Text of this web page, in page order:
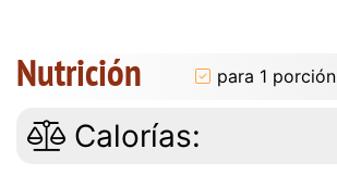
Nutrición para 1 porción
Calorías: